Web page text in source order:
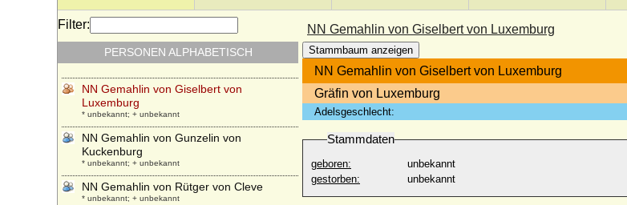
NN Gemahlin von Giselbert von Luxemburg
Stammbaum anzeigen
NN Gemahlin von Giselbert von Luxemburg
Gräfin von Luxemburg
Adelsgeschlecht:
Stammdaten
geboren:
unbekannt
gestorben:
unbekannt
Filter:
PERSONEN ALPHABETISCH
NN Gemahlin von Gerhard III. von Jülich
* unbekannt; + unbekannt
NN Gemahlin von Gerhard IV. von Jülich
* unbekannt; + unbekannt
NN Gemahlin von Giselbert von
Luxemburg
* unbekannt; + unbekannt
NN Gemahlin von Gunzelin von
Kuckenburg
* unbekannt; + unbekannt
NN Gemahlin von Rütger von Cleve
* unbekannt; + unbekannt